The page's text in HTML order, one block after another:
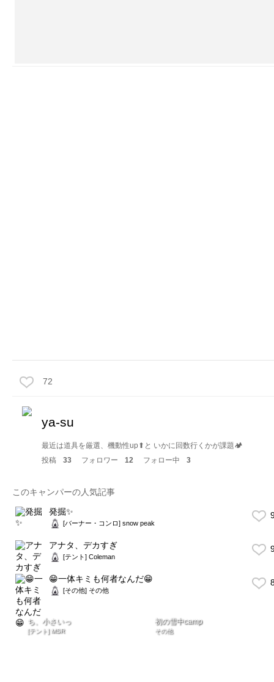
72
ya-su
最近は道具を厳選、機動性up⬆︎と いかに回数行くかが課題🏕
投稿
33 フォロワー 12 フォロー中 3
このキャンパーの人気記事
発掘✨
[バーナー・コンロ] snow peak
アナタ、デカすぎ
[テント] Coleman
😁一体キミも何者なんだ😁
[その他] その他
ち、小さいっ
[テント] MSR
初の雪中camp
その他